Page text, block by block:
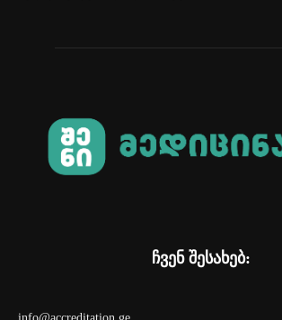
ჩვენ შესახებ: